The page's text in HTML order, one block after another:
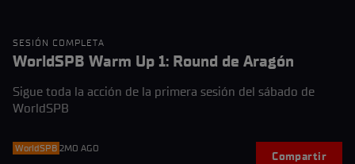
SESIÓN COMPLETA
WorldSPB Warm Up 1: Round de Aragón
Sigue toda la acción de la primera sesión del sábado de
WorldSPB
WorldSPB 2MO AGO
Compartir